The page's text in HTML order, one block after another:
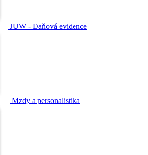
JUW - Daňová evidence
Mzdy a personalistika